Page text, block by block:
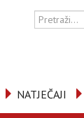
NATJEČAJI